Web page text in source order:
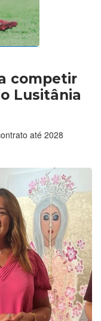
competir
Lusitânia
até 2028